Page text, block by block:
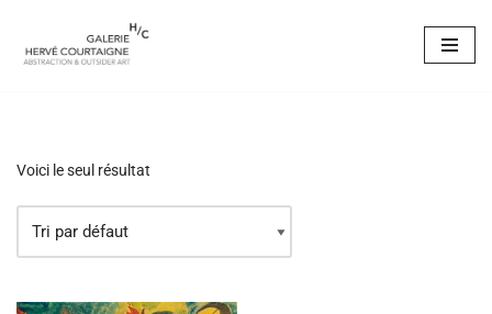
Aller
Voici le seul résultat